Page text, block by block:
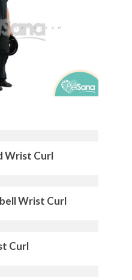
Wrist Curl
Wrist Curl
Curl